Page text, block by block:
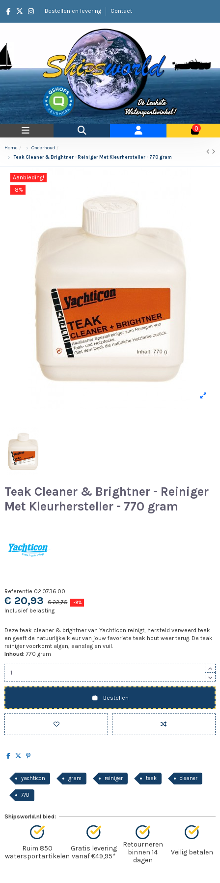
Bestellen en levering Contact
0
Home
Onderhoud
Teak Cleaner & Brightner - Reiniger Met Kleurhersteller - 770 gram
Aanbieding!
-8%
Teak Cleaner & Brightner - Reiniger
Met Kleurhersteller - 770 gram
Referentie 02.0736.00
€ 20,93 € 22,75 -8%
Inclusief belasting
Deze teak cleaner & brightner van Yachticon reinigt, hersteld verweerd teak
en geeft de natuurlijke kleur van jouw favoriete teak hout weer terug. De teak
reiniger voorkomt algen, aanslag en vuil.
Inhoud: 770 gram
Bestellen
yachticon gram reiniger teak cleaner
770
Shipsworld.nl bied:
Ruim 850
watersportartikelen
Gratis levering
vanaf €49,95*
Retourneren
binnen 14
dagen
Veilig betalen